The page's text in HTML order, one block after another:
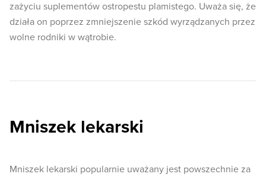
zażyciu suplementów ostropestu plamistego. Uważa się, że
działa on poprzez zmniejszenie szkód wyrządzanych przez
wolne rodniki w wątrobie.
Mniszek lekarski
Mniszek lekarski popularnie uważany jest powszechnie za